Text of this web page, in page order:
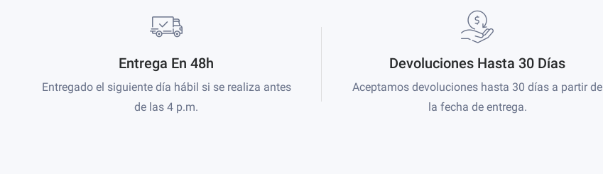
Entrega En 48h
Entregado el siguiente día hábil si se realiza antes
de las 4 p.m.
Devoluciones Hasta 30 Días
Aceptamos devoluciones hasta 30 días a partir de
la fecha de entrega.